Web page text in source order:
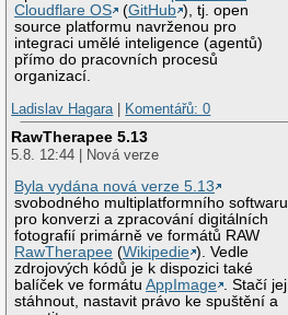
Cloudflare OS
(GitHub ), tj. open
source platformu navrženou pro
integraci umělé inteligence (agentů)
přímo do pracovních procesů
organizací.
Ladislav Hagara
Komentářů: 0
RawTherapee 5.13
5.8. 12:44 | Nová verze
Byla vydána nová verze 5.13
svobodného multiplatformního softwaru
pro konverzi a zpracování digitálních
fotografií primárně ve formátů RAW
RawTherapee (Wikipedie ). Vedle
zdrojových kódů je k dispozici také
balíček ve formátuAppImage . Stačí jej
stáhnout, nastavit právo ke spuštění a